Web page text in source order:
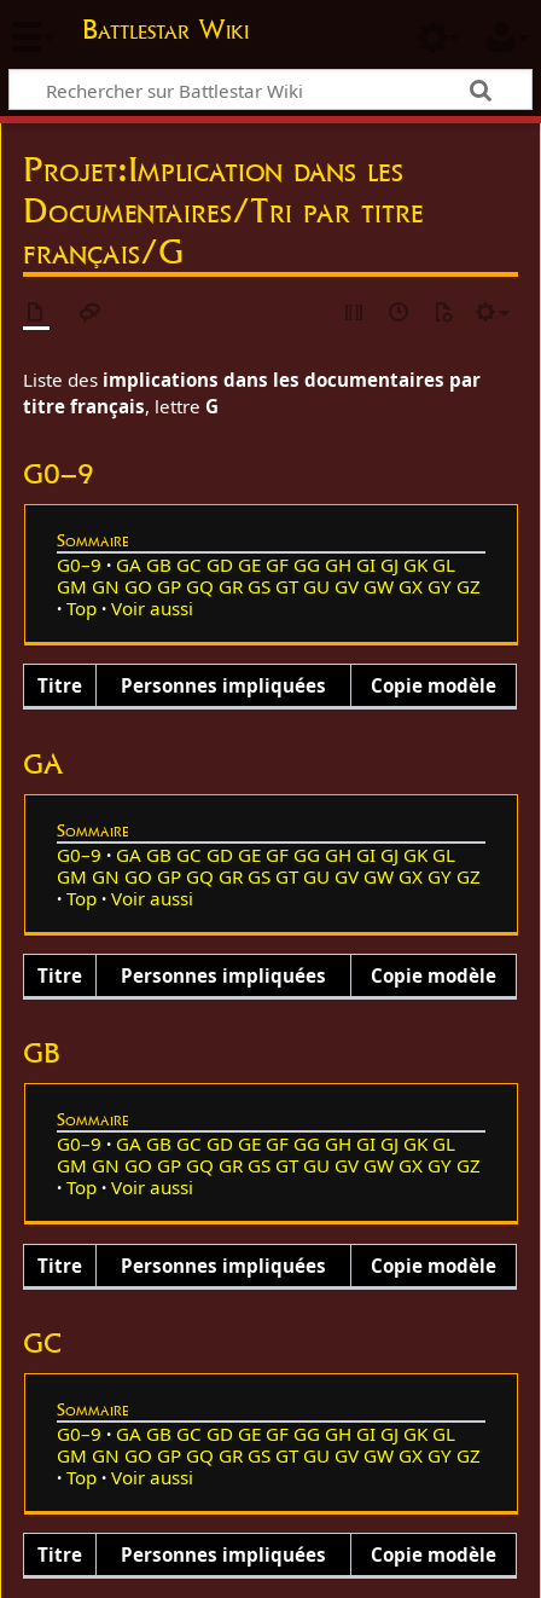
Battlestar Wiki
Projet:Implication dans les
Documentaires/Tri par titre
français/G
Liste des implications dans les documentaires par
titre français, lettre G
G0–9
Sommaire
G0–9 GA GB GC GD GE GF GG GH GI GJ GK GL
GM GN GO GP GQ GR GS GT GU GV GW GX GY GZ
Top
Voir aussi
Titre Personnes impliquées Copie modèle
GA
Sommaire
G0–9 GA GB GC GD GE GF GG GH GI GJ GK GL
GM GN GO GP GQ GR GS GT GU GV GW GX GY GZ
Top
Voir aussi
Titre Personnes impliquées Copie modèle
GB
Sommaire
G0–9 GA GB GC GD GE GF GG GH GI GJ GK GL
GM GN GO GP GQ GR GS GT GU GV GW GX GY GZ
Top
Voir aussi
Titre Personnes impliquées Copie modèle
GC
Sommaire
G0–9 GA GB GC GD GE GF GG GH GI GJ GK GL
GM GN GO GP GQ GR GS GT GU GV GW GX GY GZ
Top
Voir aussi
Titre Personnes impliquées Copie modèle